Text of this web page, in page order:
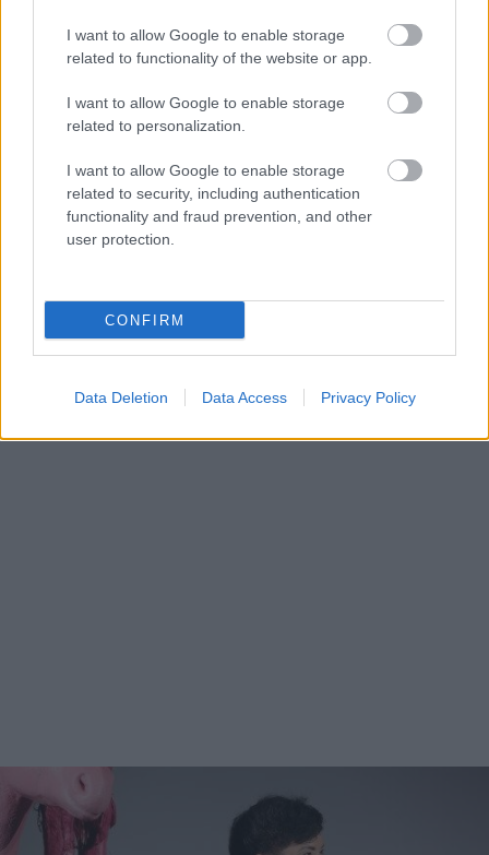
I want to allow Google to enable storage
related to functionality of the website or app.
I want to allow Google to enable storage
related to personalization.
I want to allow Google to enable storage
related to security, including authentication
functionality and fraud prevention, and other
user protection.
CONFIRM
Data Deletion Data Access Privacy Policy
Karš Ukrainā ieiet
bīstamā eskalācijas
civiliedzīvotāju
bojāejas risks
Lietuvasmilitārie
Baltijas kritiskajai
infrastruktūrai, ir
informācija par
konkrētu scenāriju